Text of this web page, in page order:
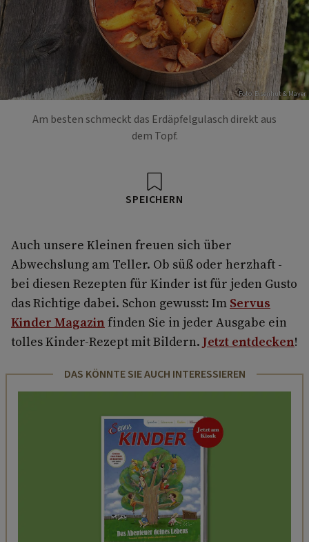
Foto: Eisenhut & Mayer
Am besten schmeckt das Erdäpfelgulasch direkt aus
dem Topf.
SPEICHERN
Auch unsere Kleinen freuen sich über
Abwechslung am Teller. Ob süß oder herzhaft -
bei diesen Rezepten für Kinder ist für jeden Gusto
das Richtige dabei. Schon gewusst: Im Servus
Kinder Magazin finden Sie in jeder Ausgabe ein
tolles Kinder-Rezept mit Bildern. Jetzt entdecken!
DAS KÖNNTE SIE AUCH INTERESSIEREN